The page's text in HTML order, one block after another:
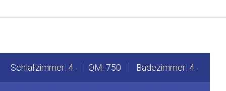
Schlafzimmer: 4 QM: 750 Badezimmer: 4